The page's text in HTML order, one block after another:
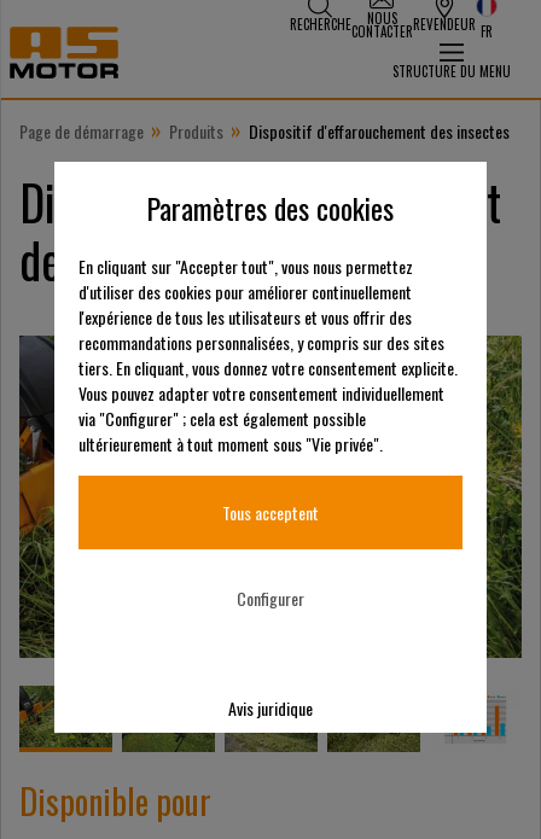
RECHERCHE NOUS
CONTACTERREVENDEUR FR
STRUCTURE DU MENU
Page de démarrage » Produits » Dispositif d'effarouchement des insectes
Dispositif d’effarouchement
des insectes
Disponible pour
Paramètres des cookies
En cliquant sur "Accepter tout", vous nous permettez
d'utiliser des cookies pour améliorer continuellement
l'expérience de tous les utilisateurs et vous offrir des
recommandations personnalisées, y compris sur des sites
tiers. En cliquant, vous donnez votre consentement explicite.
Vous pouvez adapter votre consentement individuellement
via "Configurer" ; cela est également possible
ultérieurement à tout moment sous "Vie privée".
Tous acceptent
Configurer
Avis juridique